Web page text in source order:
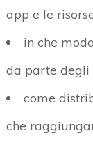
app e le
in che
da parte degli
come
che